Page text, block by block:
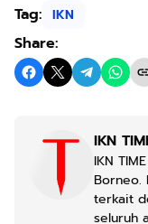
Tag: IKN
Share:
IKN
IKN
Borneo.
terkait
seluruh